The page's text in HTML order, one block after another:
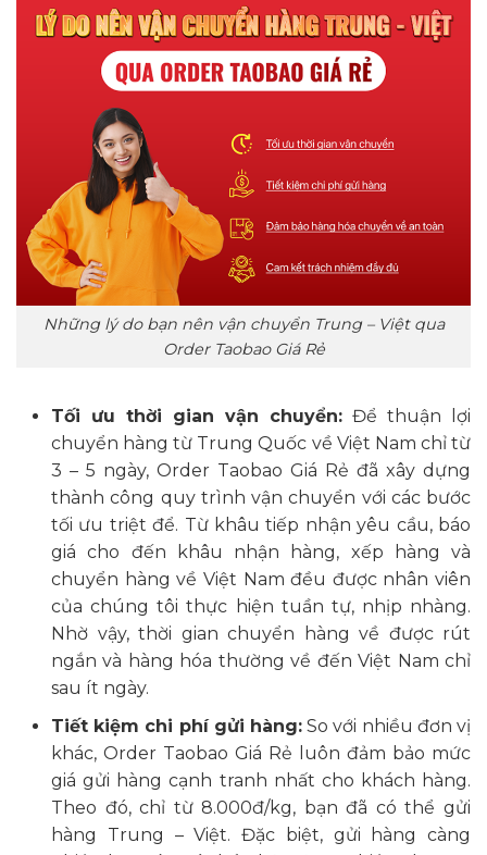
Những lý do bạn nên vận chuyển Trung – Việt qua
Order Taobao Giá Rẻ
Tối ưu thời gian vận chuyển: Để thuận lợi
chuyển hàng từ Trung Quốc về Việt Nam chỉ từ
3 – 5 ngày, Order Taobao Giá Rẻ đã xây dựng
thành công quy trình vận chuyển với các bước
tối ưu triệt để. Từ khâu tiếp nhận yêu cầu, báo
giá cho đến khâu nhận hàng, xếp hàng và
chuyển hàng về Việt Nam đều được nhân viên
của chúng tôi thực hiện tuần tự, nhịp nhàng.
Nhờ vậy, thời gian chuyển hàng về được rút
ngắn và hàng hóa thường về đến Việt Nam chỉ
sau ít ngày.
Tiết kiệm chi phí gửi hàng: So với nhiều đơn vị
khác, Order Taobao Giá Rẻ luôn đảm bảo mức
giá gửi hàng cạnh tranh nhất cho khách hàng.
Theo đó, chỉ từ 8.000đ/kg, bạn đã có thể gửi
hàng Trung – Việt. Đặc biệt, gửi hàng càng